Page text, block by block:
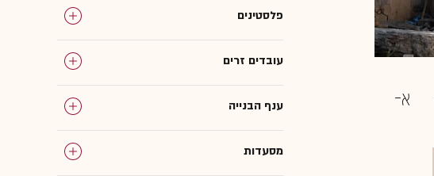
פלסטינים
עובדים זרים
ענף הבנייה
מסעדות